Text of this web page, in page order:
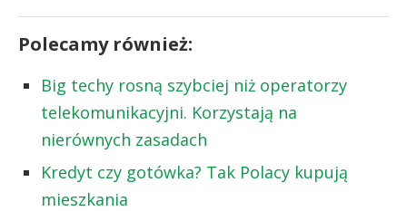
Polecamy również:
Big techy rosną szybciej niż operatorzy
telekomunikacyjni. Korzystają na
nierównych zasadach
Kredyt czy gotówka? Tak Polacy kupują
mieszkania